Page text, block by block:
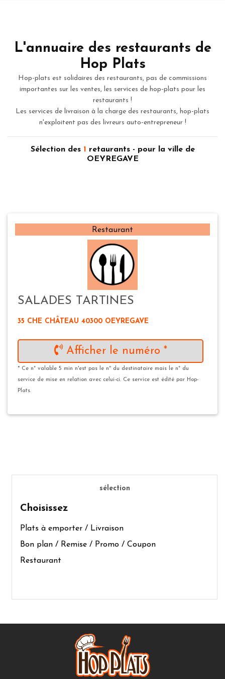
L'annuaire des restaurants de
Hop Plats
Hop-plats est solidaires des restaurants, pas de commissions
importantes sur les ventes, les services de hop-plats pour les
restaurants !
Les services de livraison à la charge des restaurants, hop-plats
n'exploitent pas des livreurs auto-entrepreneur !
Sélection des 1 retaurants - pour la ville de
OEYREGAVE
Restaurant
SALADES TARTINES
35 CHE CHÂTEAU 40300 OEYREGAVE
Afficher le numéro *
* Ce n° valable 5 min n'est pas le n° du destinataire mais le n° du
service de mise en relation avec celui-ci. Ce service est édité par Hop-
Plats.
sélection
Choisissez
Plats à emporter / Livraison
Bon plan / Remise / Promo / Coupon
Restaurant